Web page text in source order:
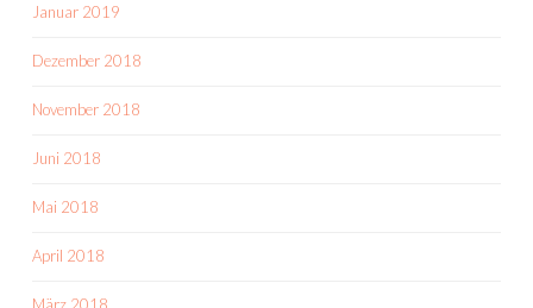
Januar 2019
Dezember 2018
November 2018
Juni 2018
Mai 2018
April 2018